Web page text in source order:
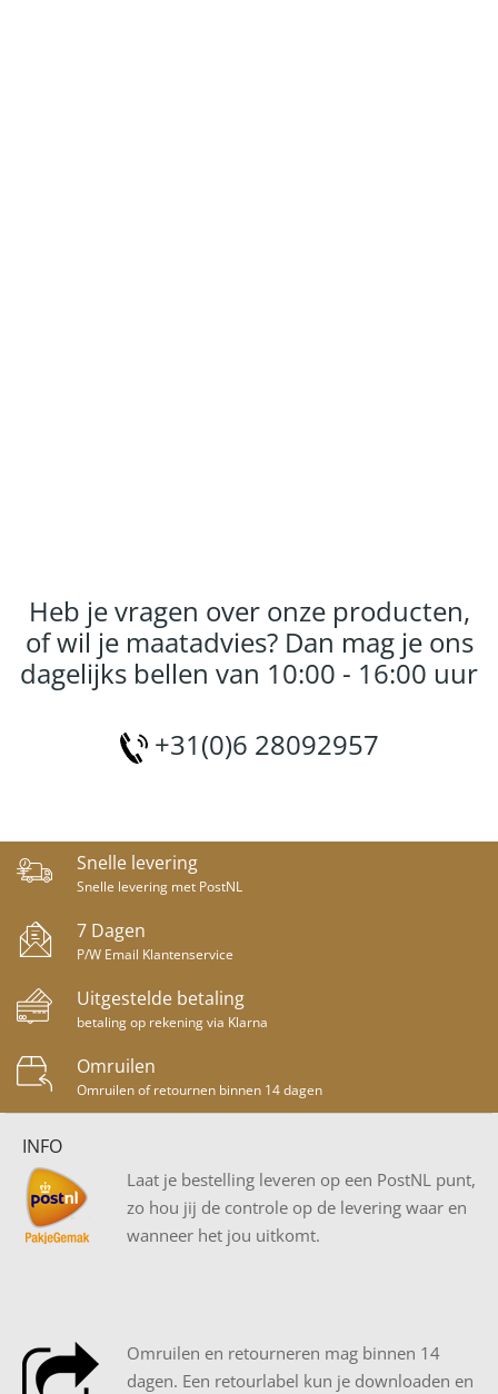
Heb je vragen over onze producten,
of wil je maatadvies? Dan mag je ons
dagelijks bellen van 10:00 - 16:00 uur
+31(0)6 28092957
Snelle levering
Snelle levering met PostNL
7 Dagen
P/W Email Klantenservice
Uitgestelde betaling
betaling op rekening via Klarna
Omruilen
Omruilen of retournen binnen 14 dagen
INFO
Laat je bestelling leveren op een PostNL punt,
zo hou jij de controle op de levering waar en
wanneer het jou uitkomt.
Omruilen en retourneren mag binnen 14
dagen. Een retourlabel kun je downloaden en